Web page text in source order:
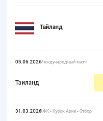
Тайланд
05.06.2026Международный матч
Таиланд
31.03.2026АФК - Кубок Азии - Отбор